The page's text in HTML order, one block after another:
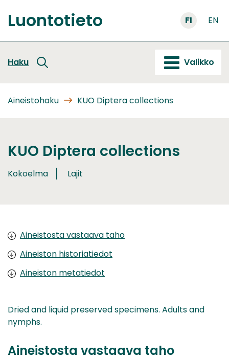
sisältöön
Etusivu
Luontotieto FI EN
Haku Valikko
Aineistohaku KUO Diptera collections
KUO Diptera collections
Kokoelma Lajit
Aineistosta vastaava taho
Aineiston historiatiedot
Aineiston metatiedot
Dried and liquid preserved specimens. Adults and
nymphs.
Aineistosta vastaava taho